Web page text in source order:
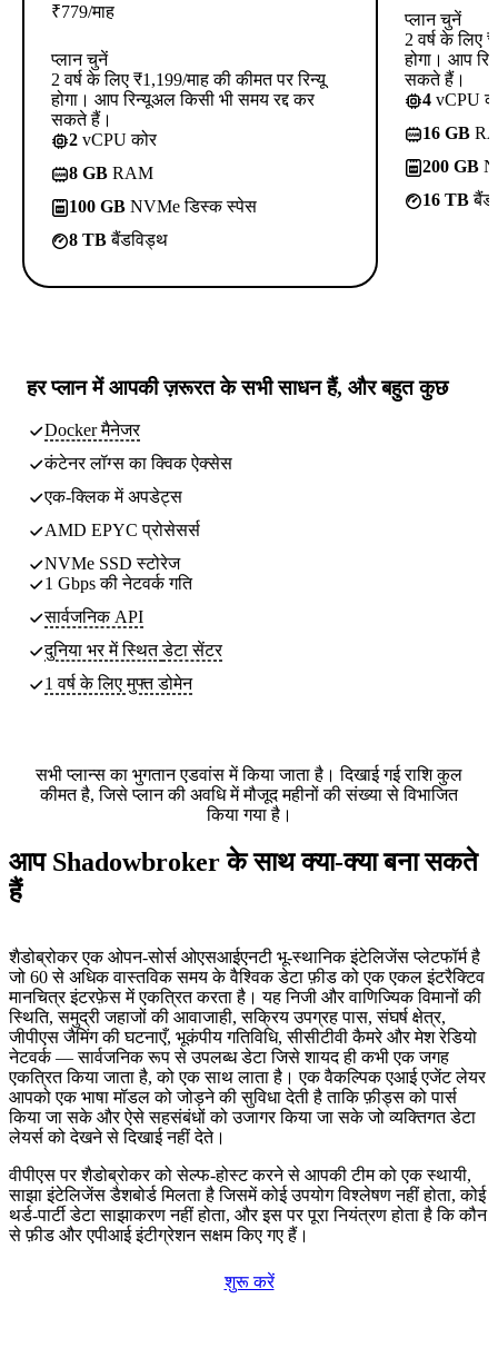
₹779/माह
प्लान चुनें
2 वर्ष के लिए ₹1,199/माह की कीमत पर रिन्यू
होगा। आप रिन्यूअल किसी भी समय रद्द कर
सकते हैं।
2 vCPU कोर
8 GB RAM
100 GB NVMe डिस्क स्पेस
8 TBबैंडविड्थ
प्लान चुनें
2 वर्ष के लिए
होगा। आप
सकते हैं।
4 vCPU
16 GB
200 GB
16 TB
हर प्लान मेंआपकी ज़रूरत के सभी साधनहैं, और बहुत कुछ
Docker मैनेजर
कंटेनर लॉग्स का क्विक ऐक्सेस
एक-क्लिक में अपडेट्स
AMD EPYC प्रोसेसर्स
NVMe SSD स्टोरेज
1 Gbps की नेटवर्क गति
सार्वजनिक API
दुनिया भर में स्थितडेटा सेंटर
1 वर्ष के लिए मुफ्त डोमेन
सभी प्लान्स का भुगतान एडवांस में किया जाता है। दिखाई गई राशि कुल
कीमत है, जिसे प्लान की अवधि में मौजूद महीनों की संख्या से विभाजित
किया गया है।
आप Shadowbroker के साथ क्या-क्या बना सकते
हैं
शैडोब्रोकर एक ओपन-सोर्स ओएसआईएनटी भू-स्थानिक इंटेलिजेंस प्लेटफॉर्म है
जो 60 से अधिक वास्तविक समय के वैश्विक डेटा फ़ीड को एक एकल इंटरैक्टिव
मानचित्र इंटरफ़ेस में एकत्रित करता है। यह निजी और वाणिज्यिक विमानों की
स्थिति, समुद्री जहाजों की आवाजाही, सक्रिय उपग्रह पास, संघर्ष क्षेत्र,
जीपीएस जैमिंग की घटनाएँ, भूकंपीय गतिविधि, सीसीटीवी कैमरे और मेश रेडियो
नेटवर्क — सार्वजनिक रूप से उपलब्ध डेटा जिसे शायद ही कभी एक जगह
एकत्रित किया जाता है, को एक साथ लाता है। एक वैकल्पिक एआई एजेंट लेयर
आपको एक भाषा मॉडल को जोड़ने की सुविधा देती है ताकि फ़ीड्स को पार्स
किया जा सके और ऐसे सहसंबंधों को उजागर किया जा सके जो व्यक्तिगत डेटा
लेयर्स को देखने से दिखाई नहीं देते।
वीपीएस पर शैडोब्रोकर को सेल्फ-होस्ट करने से आपकी टीम को एक स्थायी,
साझा इंटेलिजेंस डैशबोर्ड मिलता है जिसमें कोई उपयोग विश्लेषण नहीं होता, कोई
थर्ड-पार्टी डेटा साझाकरण नहीं होता, और इस पर पूरा नियंत्रण होता है कि कौन
से फ़ीड और एपीआई इंटीग्रेशन सक्षम किए गए हैं।
शुरू करें